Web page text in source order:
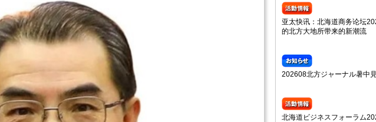
亚太快讯：北海道商务论坛
的北方大地所带来的新潮流
202608北方ジャーナル暑中
北海道ビジネスフォーラム